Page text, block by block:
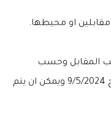
مقابلين او محيطها.
المقابل وحسب
الخبره والكفاءه الاعلان صالح حتى تاريخ 9/5/2024 ويمكن ان يتم